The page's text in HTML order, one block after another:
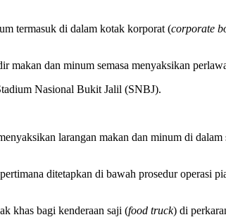
termasuk di dalam kotak korporat (corporate
dan minum semasa menyaksikan
Nasional Bukit Jalil (SNBJ).
larangan makan dan minum di dalam
ditetapkan di bawah prosedur operasi
khas bagi kenderaan saji (food truck) di